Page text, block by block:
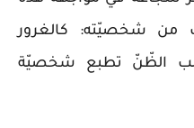
من شخصيّته: كالغرور
غالب الظّنّ تطبع شخصيّة